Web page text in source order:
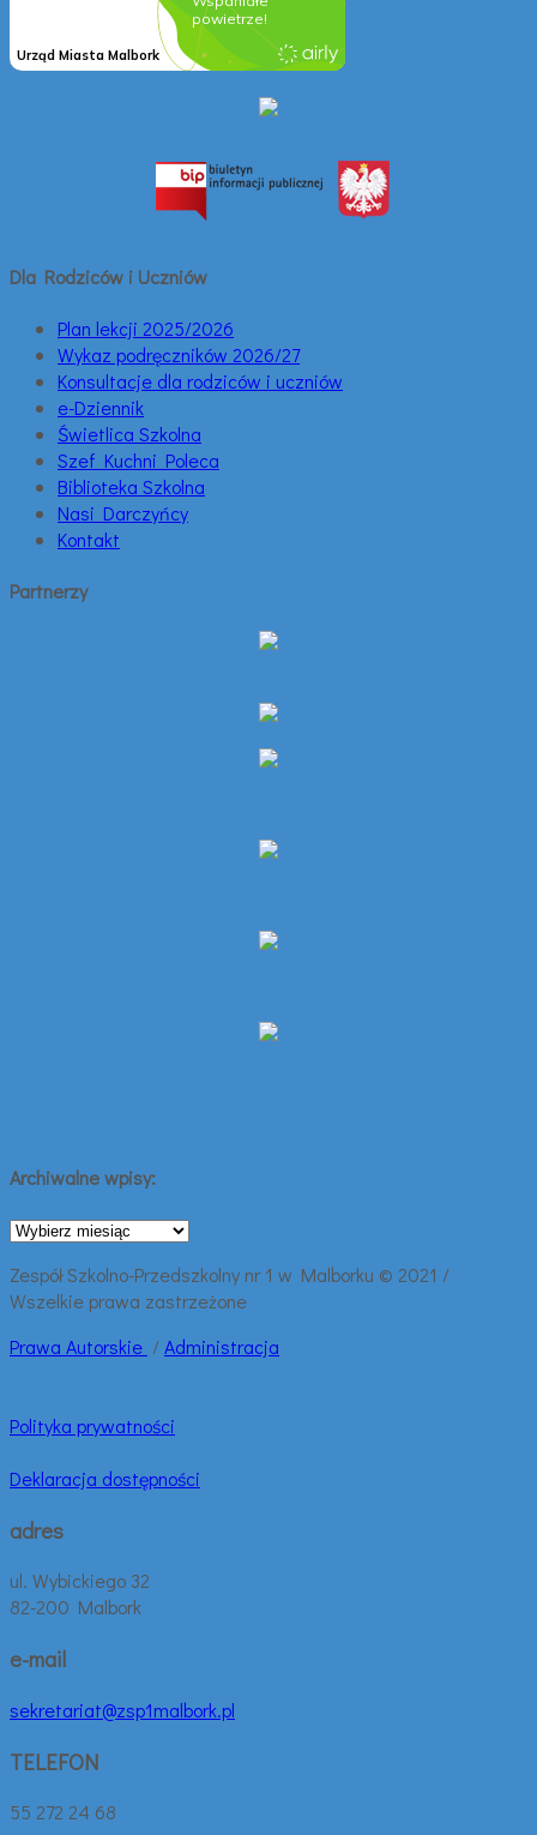
Dla Rodziców i Uczniów
Plan lekcji 2025/2026
Wykaz podręczników 2026/27
Konsultacje dla rodziców i uczniów
e-Dziennik
Świetlica Szkolna
Szef Kuchni Poleca
Biblioteka Szkolna
Nasi Darczyńcy
Kontakt
Partnerzy
Archiwalne wpisy:
Archiwalne
Zespół Szkolno-Przedszkolny nr 1 w Malborku © 2021 /
Wszelkie prawa zastrzeżone
Prawa Autorskie /Administracja
Polityka prywatności
Deklaracja dostępności
adres
ul. Wybickiego 32
82-200 Malbork
e-mail
sekretariat@zsp1malbork.pl
TELEFON
55 272 24 68